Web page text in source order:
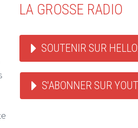
LA GROSSE RADIO
SOUTENIR SUR
S'ABONNER SUR